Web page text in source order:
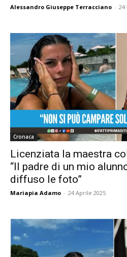
Alessandro Giuseppe Terracciano - 24
Cronaca
Licenziata la maestra
“Il padre di un mio
diffuso le foto”
Mariapia Adamo - 24 Aprile 2025